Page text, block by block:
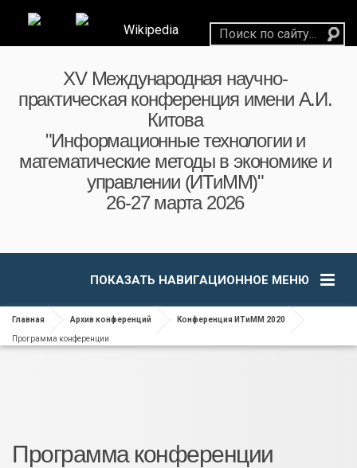
Wikipedia
XV Международная научно-
практическая конференция имени А.И.
Китова
"Информационные технологии и
математические методы в экономике и
управлении (ИТиММ)"
26-27 марта 2026
ПОКАЗАТЬ НАВИГАЦИОННОЕ МЕНЮ
Главная Архив конференций Конференция ИТиММ 2020
Программа конференции
Программа конференции